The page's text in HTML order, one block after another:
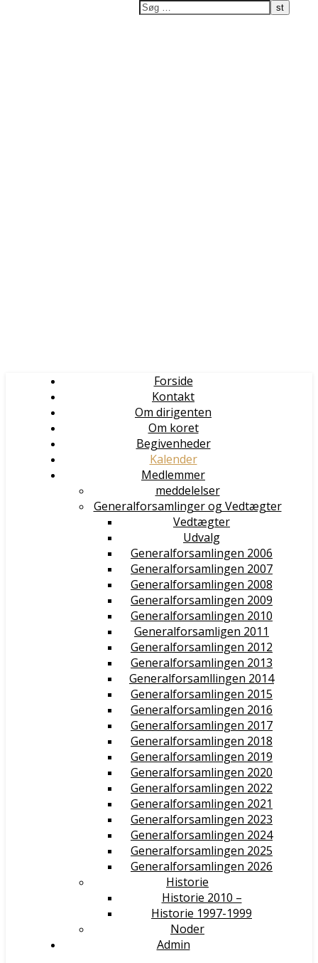
Forside
Kontakt
Om dirigenten
Om koret
Begivenheder
Kalender
Medlemmer
meddelelser
Generalforsamlinger og Vedtægter
Vedtægter
Udvalg
Generalforsamlingen 2006
Generalforsamlingen 2007
Generalforsamlingen 2008
Generalforsamlingen 2009
Generalforsamlingen 2010
Generalforsamligen 2011
Generalforsamlingen 2012
Generalforsamlingen 2013
Generalforsamllingen 2014
Generalforsamlingen 2015
Generalforsamlingen 2016
Generalforsamlingen 2017
Generalforsamlingen 2018
Generalforsamlingen 2019
Generalforsamlingen 2020
Generalforsamlingen 2022
Generalforsamlingen 2021
Generalforsamlingen 2023
Generalforsamlingen 2024
Generalforsamlingen 2025
Generalforsamlingen 2026
Historie
Historie 2010 –
Historie 1997-1999
Noder
Admin